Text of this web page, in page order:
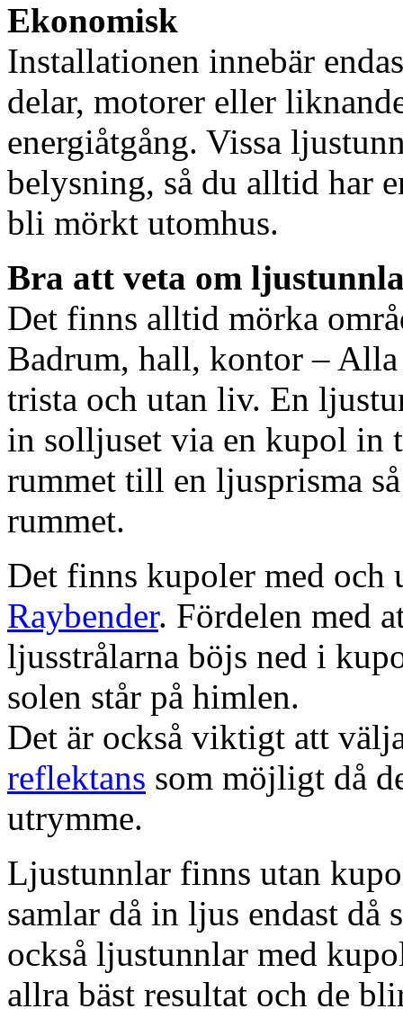
Ekonomisk
Installationen innebär
delar, motorer eller
energiåtgång. Vissa
belysning, så du alltid har
bli mörkt utomhus.
Bra att veta om
Det finns alltid mörka
Badrum, hall, kontor – Alla
trista och utan liv. En
in solljuset via en kupol in
rummet till en ljusprisma
rummet.
Det finns kupoler med och
Raybender. Fördelen med
ljusstrålarna böjs ned i
solen står på himlen.
Det är också viktigt att
reflektans som möjligt då
utrymme.
Ljustunnlar finns utan
samlar då in ljus endast då
också ljustunnlar med
allra bäst resultat och de